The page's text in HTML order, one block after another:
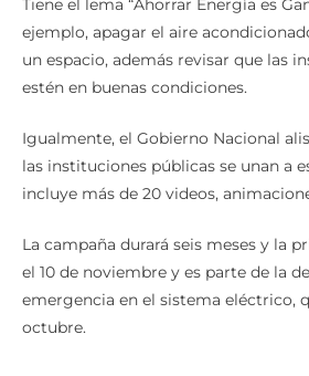
Tiene el lema “Ahorrar Energía es
ejemplo, apagar el aire
un espacio, además revisar que las
Igualmente, el Gobierno Nacional
las instituciones públicas se unan a
La campaña durará seis meses y la
el 10 de noviembre y es parte de la
emergencia en el sistema eléctrico,